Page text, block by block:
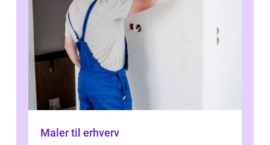
Maler til erhverv